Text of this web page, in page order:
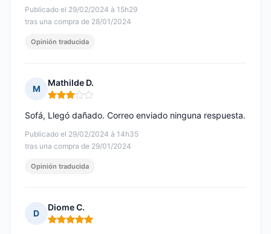
Publicado el 29/02/2024 à 15h29
tras una compra de 28/01/2024
Opinión traducida
M
Mathilde D.
Nota: 3 de 5
Publicado el 29/02/2024 à 14h35
tras una compra de 29/01/2024
Sofá, Llegó dañado. Correo enviado ninguna respuesta.
Opinión traducida
D
Diome C.
Nota: 5 de 5